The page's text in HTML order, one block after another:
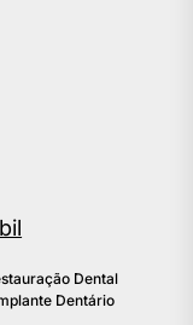
Dental
Dentário